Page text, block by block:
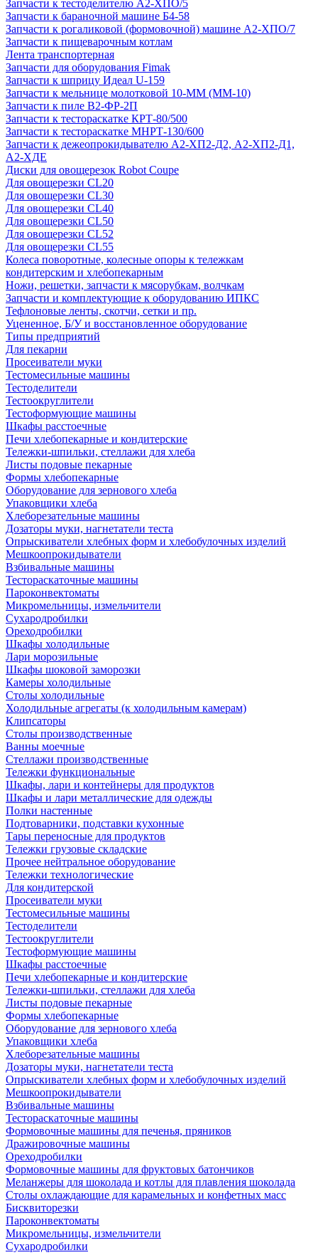
Запчасти к тестоделителю А2-ХПО/5
Запчасти к бараночной машине Б4-58
Запчасти к рогаликовой (формовочной) машине А2-ХПО/7
Запчасти к пищеварочным котлам
Лента транспортерная
Запчасти для оборудования Fimak
Запчасти к шприцу Идеал U-159
Запчасти к мельнице молотковой 10-ММ (ММ-10)
Запчасти к пиле В2-ФР-2П
Запчасти к тестораскатке КРТ-80/500
Запчасти к тестораскатке МНРТ-130/600
Запчасти к деже­опрокидывателю А2-ХП2-Д2, А2-ХП2-Д1,
А2-ХДЕ
Диски для овощерезок Robot Coupe
Для овощерезки CL20
Для овощерезки CL30
Для овощерезки CL40
Для овощерезки CL50
Для овощерезки CL52
Для овощерезки CL55
Колеса поворотные, колесные опоры к тележкам
кондитерским и хлебопекарным
Ножи, решетки, запчасти к мясорубкам, волчкам
Запчасти и комплектующие к оборудованию ИПКС
Тефлоновые ленты, скотчи, сетки и пр.
Уцененное, Б/У и восстановленное оборудование
Типы предприятий
Для пекарни
Просеиватели муки
Тестомесильные машины
Тестоделители
Тестоокруглители
Тестоформующие машины
Шкафы расстоечные
Печи хлебопекарные и кондитерские
Тележки-шпильки, стеллажи для хлеба
Листы подовые пекарные
Формы хлебопекарные
Оборудование для зернового хлеба
Упаковщики хлеба
Хлеборезательные машины
Дозаторы муки, нагнетатели теста
Опрыскиватели хлебных форм и хлебобулочных изделий
Мешкоопрокидыватели
Взбивальные машины
Тестораскаточные машины
Пароконвектоматы
Микромельницы, измельчители
Сухародробилки
Ореходробилки
Шкафы холодильные
Лари морозильные
Шкафы шоковой заморозки
Камеры холодильные
Столы холодильные
Холодильные агрегаты (к холодильным камерам)
Клипсаторы
Столы производственные
Ванны моечные
Стеллажи производственные
Тележки функциональные
Шкафы, лари и контейнеры для продуктов
Шкафы и лари металлические для одежды
Полки настенные
Подтоварники, подставки кухонные
Тары переносные для продуктов
Тележки грузовые складские
Прочее нейтральное оборудование
Тележки технологические
Для кондитерской
Просеиватели муки
Тестомесильные машины
Тестоделители
Тестоокруглители
Тестоформующие машины
Шкафы расстоечные
Печи хлебопекарные и кондитерские
Тележки-шпильки, стеллажи для хлеба
Листы подовые пекарные
Формы хлебопекарные
Оборудование для зернового хлеба
Упаковщики хлеба
Хлеборезательные машины
Дозаторы муки, нагнетатели теста
Опрыскиватели хлебных форм и хлебобулочных изделий
Мешкоопрокидыватели
Взбивальные машины
Тестораскаточные машины
Формовочные машины для печенья, пряников
Дражировочные машины
Ореходробилки
Формовочные машины для фруктовых батончиков
Меланжеры для шоколада и котлы для плавления шоколада
Столы охлаждающие для карамельных и конфетных масс
Бисквиторезки
Пароконвектоматы
Микромельницы, измельчители
Сухародробилки